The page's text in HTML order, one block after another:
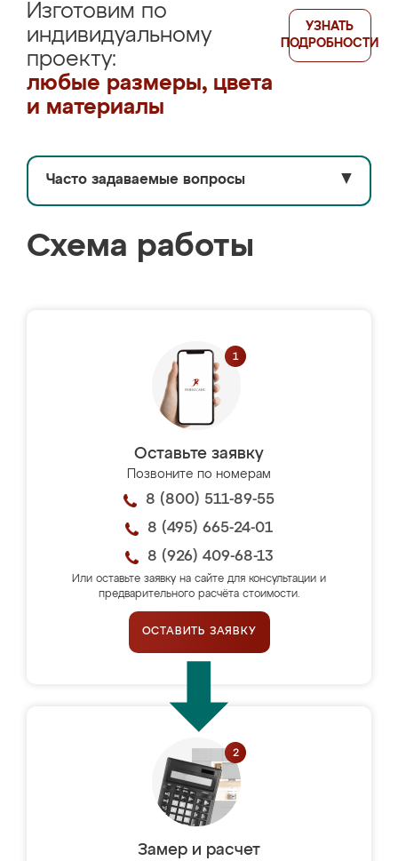
Изготовим по
индивидуальному
проекту:
любые размеры, цвета
и материалы
УЗНАТЬ
ПОДРОБНОСТИ
Часто задаваемые вопросы ▼
Схема работы
Оставьте заявку
Позвоните по номерам
8 (800) 511-89-55
8 (495) 665-24-01
8 (926) 409-68-13
Или оставьте заявку на сайте для консультации и
предварительного расчёта стоимости.
ОСТАВИТЬ ЗАЯВКУ
Замер и расчет